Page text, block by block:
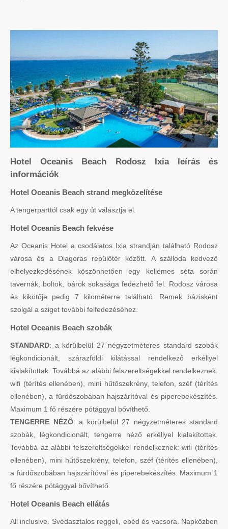
Hotel Oceanis Beach Rodosz Ixia leírás és
információk
Hotel Oceanis Beach strand megközelítése
A tengerparttól csak egy út választja el.
Hotel Oceanis Beach fekvése
Az Oceanis Hotel a csodálatos Ixia strandján található Rodosz
városa és a Diagoras repülőtér között. A szálloda kedvező
elhelyezkedésének köszönhetően egy kellemes séta során
tavernák, boltok, bárok sokasága fedezhető fel. Rodosz városa
és kikötője pedig 7 kilométerre található. Remek bázisként
szolgál a sziget további felfedezéséhez.
Hotel Oceanis Beach szobák
STANDARD: a körülbelül 27 négyzetméteres standard szobák
légkondicionált, szárazföldi kilátással rendelkező erkéllyel
kialakítottak. Továbbá az alábbi felszereltségekkel rendelkeznek:
wifi (térítés ellenében), mini hűtőszekrény, telefon, széf (térítés
ellenében), a fürdőszobában hajszárítóval és piperebekészítés.
Maximum 1 fő részére pótággyal bővíthető.
TENGERRE NÉZŐ: a körülbelül 27 négyzetméteres standard
szobák, légkondicionált, tengerre néző erkéllyel kialakítottak.
Továbbá az alábbi felszereltségekkel rendelkeznek: wifi (térítés
ellenében), mini hűtőszekrény, telefon, széf (térítés ellenében),
a fürdőszobában hajszárítóval és piperebekészítés. Maximum 1
fő részére pótággyal bővíthető.
Hotel Oceanis Beach ellátás
All inclusive. Svédasztalos reggeli, ebéd és vacsora. Napközben